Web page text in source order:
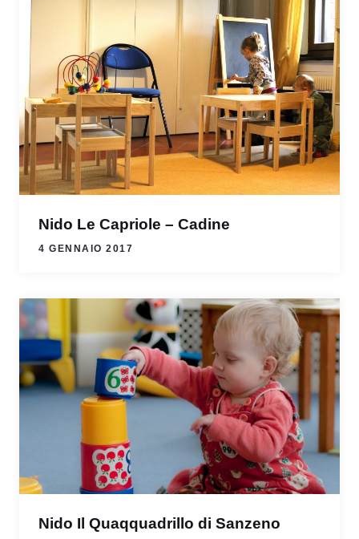
Nido Le Capriole – Cadine
4 GENNAIO 2017
Nido Il Quaqquadrillo di Sanzeno